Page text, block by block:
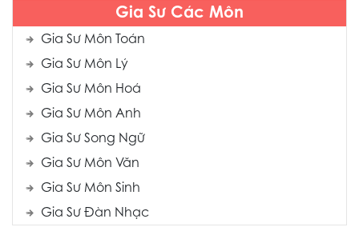
Gia Sư Các Môn
Gia Sư Môn Toán
Gia Sư Môn Lý
Gia Sư Môn Hoá
Gia Sư Môn Anh
Gia Sư Song Ngữ
Gia Sư Môn Văn
Gia Sư Môn Sinh
Gia Sư Đàn Nhạc